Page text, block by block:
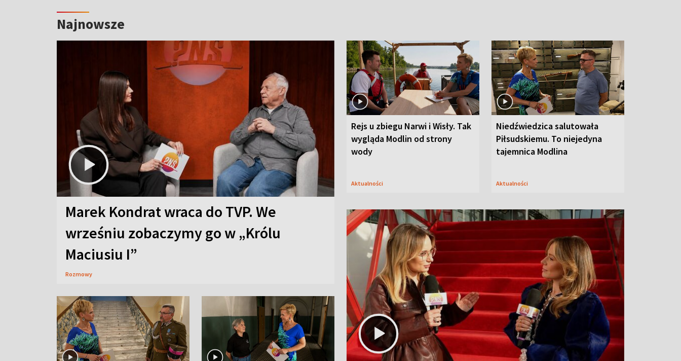
Najnowsze
Marek Kondrat wraca do TVP. We
wrześniu zobaczymy go w „Królu
Maciusiu I”
Rozmowy
Rejs u zbiegu Narwi i Wisły. Tak
wygląda Modlin od strony
wody
Aktualności
Niedźwiedzica salutowała
Piłsudskiemu. To niejedyna
tajemnica Modlina
Aktualności